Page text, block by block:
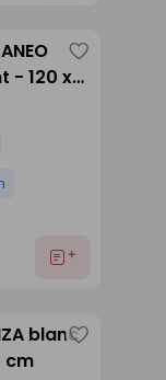
- 120 x
Ajouter
comme
blanc
cm